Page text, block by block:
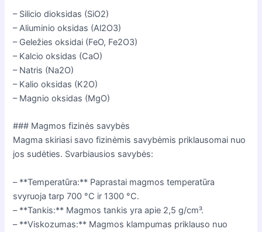
– Silicio dioksidas (SiO2)
– Aliuminio oksidas (Al2O3)
– Geležies oksidai (FeO, Fe2O3)
– Kalcio oksidas (CaO)
– Natris (Na2O)
– Kalio oksidas (K2O)
– Magnio oksidas (MgO)
### Magmos fizinės savybės
Magma skiriasi savo fizinėmis savybėmis priklausomai nuo
jos sudėties. Svarbiausios savybės:
– **Temperatūra:** Paprastai magmos temperatūra
svyruoja tarp 700 °C ir 1300 °C.
– **Tankis:** Magmos tankis yra apie 2,5 g/cm³.
– **Viskozumas:** Magmos klampumas priklauso nuo